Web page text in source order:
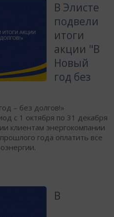
В Элисте
подвели
итоги
акции "В
Новый
год без
– без долгов!»
с 1 октября по 31 декабря
клиентам энергокомпании
года оплатить все
В